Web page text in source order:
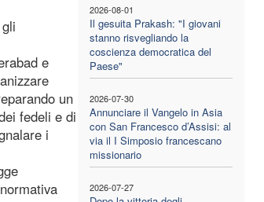
2026-08-01
Il gesuita Prakash: "I giovani
stanno risvegliando la
coscienza democratica del
Paese"
2026-07-30
Annunciare il Vangelo in Asia
con San Francesco d’Assisi: al
via il I Simposio francescano
missionario
2026-07-27
e
un
fedeli e di
i